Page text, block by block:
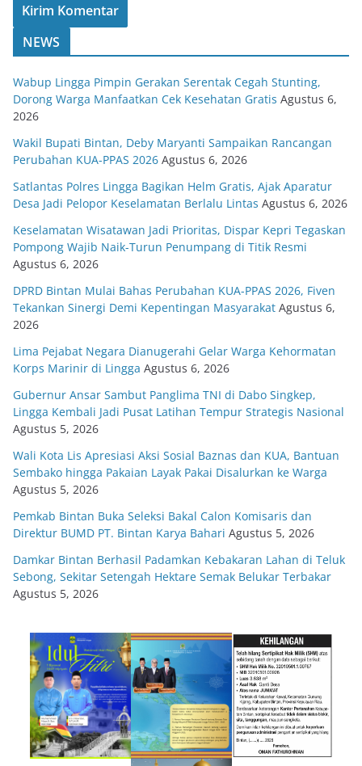
NEWS
Wabup Lingga Pimpin Gerakan Serentak Cegah Stunting,
Dorong Warga Manfaatkan Cek Kesehatan Gratis Agustus 6,
2026
Wakil Bupati Bintan, Deby Maryanti Sampaikan Rancangan
Perubahan KUA-PPAS 2026 Agustus 6, 2026
Satlantas Polres Lingga Bagikan Helm Gratis, Ajak Aparatur
Desa Jadi Pelopor Keselamatan Berlalu Lintas Agustus 6, 2026
Keselamatan Wisatawan Jadi Prioritas, Dispar Kepri Tegaskan
Pompong Wajib Naik-Turun Penumpang di Titik Resmi
Agustus 6, 2026
DPRD Bintan Mulai Bahas Perubahan KUA-PPAS 2026, Fiven
Tekankan Sinergi Demi Kepentingan Masyarakat Agustus 6,
2026
Lima Pejabat Negara Dianugerahi Gelar Warga Kehormatan
Korps Marinir di Lingga Agustus 6, 2026
Gubernur Ansar Sambut Panglima TNI di Dabo Singkep,
Lingga Kembali Jadi Pusat Latihan Tempur Strategis Nasional
Agustus 5, 2026
Wali Kota Lis Apresiasi Aksi Sosial Baznas dan KUA, Bantuan
Sembako hingga Pakaian Layak Pakai Disalurkan ke Warga
Agustus 5, 2026
Pemkab Bintan Buka Seleksi Bakal Calon Komisaris dan
Direktur BUMD PT. Bintan Karya Bahari Agustus 5, 2026
Damkar Bintan Berhasil Padamkan Kebakaran Lahan di Teluk
Sebong, Sekitar Setengah Hektare Semak Belukar Terbakar
Agustus 5, 2026